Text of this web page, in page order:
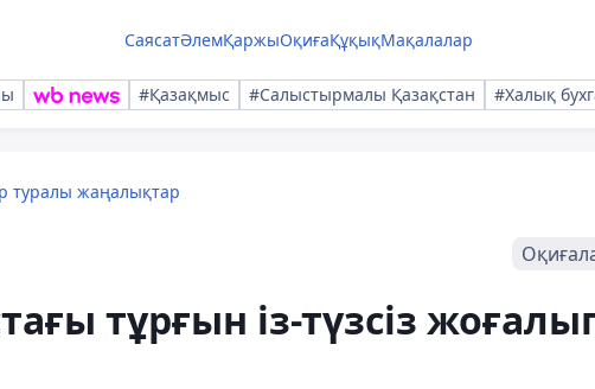
СаясатӘлемҚаржыОқиғаҚұқықМақалалар
#Қазақмыс #Салыстырмалы Қазақстан #Халық
туралы жаңалықтар
тұрғын із-түзсіз